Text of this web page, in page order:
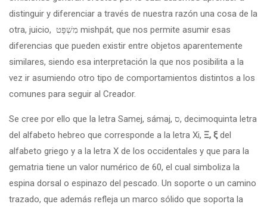
distinguir y diferenciar a través de nuestra razón una cosa de la
otra, juicio, מִשְׁפָּט mishpát, que nos permite asumir esas
diferencias que pueden existir entre objetos aparentemente
similares, siendo esa interpretación la que nos posibilita a la
vez ir asumiendo otro tipo de comportamientos distintos a los
comunes para seguir al Creador.
Se cree por ello que la letra Samej, sámaj, ס, decimoquinta letra
del alfabeto hebreo que corresponde a la letra Xi, Ξ, ξdel
alfabeto griego y a la letra X de los occidentales y que para la
gematria tiene un valor numérico de 60, el cual simboliza la
espina dorsal o espinazo del pescado. Un soporte o un camino
trazado, que además refleja un marco sólido que soporta la